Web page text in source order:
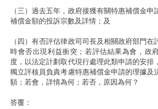
（三）過去五年，政府接獲有關特惠補償金
補償金額的投訴宗數及詳情；及
（四）有否評估律政司司長及相關政府部門
時會否出現利益衝突；若評估結果為會，政
度，以法定計劃取代現行處理此類申請的安排
獨立評核員負責考慮特惠補償金申請的理據及
額；若會，詳情為何；若否，原因為何？
答覆：